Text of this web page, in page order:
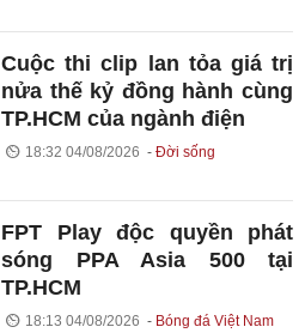
Cuộc thi clip lan tỏa giá trị
nửa thế kỷ đồng hành cùng
TP.HCM của ngành điện
18:32 04/08/2026 Đời sống
FPT Play độc quyền phát
sóng PPA Asia 500 tại
TP.HCM
18:13 04/08/2026 Bóng đá Việt Nam